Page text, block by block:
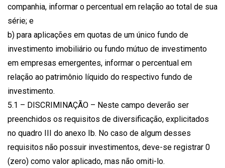
companhia, informar o percentual em relação ao total de sua
série; e
b) para aplicações em quotas de um único fundo de
investimento imobiliário ou fundo mútuo de investimento
em empresas emergentes, informar o percentual em
relação ao patrimônio líquido do respectivo fundo de
investimento.
5.1 – DISCRIMINAÇÃO – Neste campo deverão ser
preenchidos os requisitos de diversificação, explicitados
no quadro III do anexo Ib. No caso de algum desses
requisitos não possuir investimentos, deve-se registrar 0
(zero) como valor aplicado, mas não omiti-lo.